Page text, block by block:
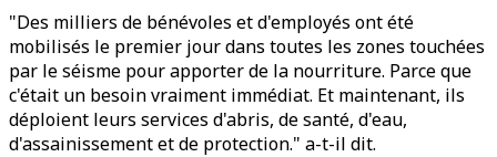
"Des milliers de bénévoles et d'employés ont été
mobilisés le premier jour dans toutes les zones touchées
par le séisme pour apporter de la nourriture. Parce que
c'était un besoin vraiment immédiat. Et maintenant, ils
déploient leurs services d'abris, de santé, d'eau,
d'assainissement et de protection." a-t-il dit.